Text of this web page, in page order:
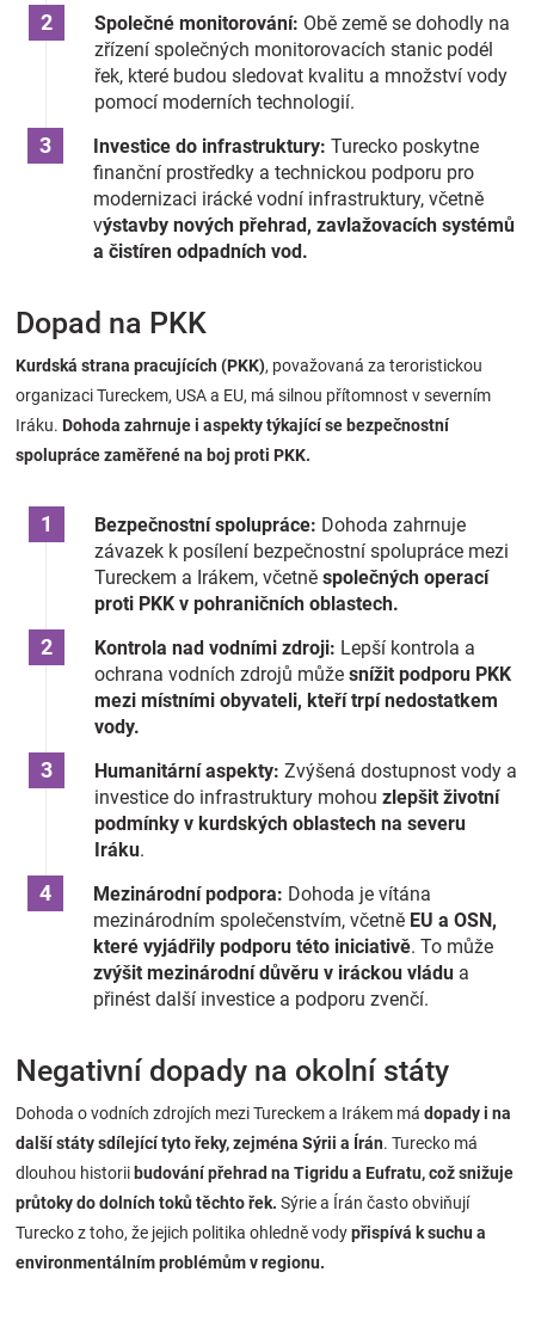
Společné monitorování: Obě země se dohodly na
zřízení společných monitorovacích stanic podél
řek, které budou sledovat kvalitu a množství vody
pomocí moderních technologií.
Investice do infrastruktury: Turecko poskytne
finanční prostředky a technickou podporu pro
modernizaci irácké vodní infrastruktury, včetně
výstavby nových přehrad, zavlažovacích systémů
a čistíren odpadních vod.
Dopad na PKK
Kurdská strana pracujících (PKK), považovaná za teroristickou
organizaci Tureckem, USA a EU, má silnou přítomnost v severním
Iráku. Dohoda zahrnuje i aspekty týkající se bezpečnostní
spolupráce zaměřené na boj proti PKK.
Bezpečnostní spolupráce: Dohoda zahrnuje
závazek k posílení bezpečnostní spolupráce mezi
Tureckem a Irákem, včetně společných operací
proti PKK v pohraničních oblastech.
Kontrola nad vodními zdroji: Lepší kontrola a
ochrana vodních zdrojů může snížit podporu PKK
mezi místními obyvateli, kteří trpí nedostatkem
vody.
Humanitární aspekty: Zvýšená dostupnost vody a
investice do infrastruktury mohou zlepšit životní
podmínky v kurdských oblastech na severu
Iráku.
Mezinárodní podpora: Dohoda je vítána
mezinárodním společenstvím, včetně EU a OSN,
které vyjádřily podporu této iniciativě. To může
zvýšit mezinárodní důvěru v iráckou vládu a
přinést další investice a podporu zvenčí.
Negativní dopady na okolní státy
Dohoda o vodních zdrojích mezi Tureckem a Irákem má dopady i na
další státy sdílející tyto řeky, zejména Sýrii a Írán. Turecko má
dlouhou historii budování přehrad na Tigridu a Eufratu, což snižuje
průtoky do dolních toků těchto řek. Sýrie a Írán často obviňují
Turecko z toho, že jejich politika ohledně vodypřispívá k suchu a
environmentálním problémům v regionu​.